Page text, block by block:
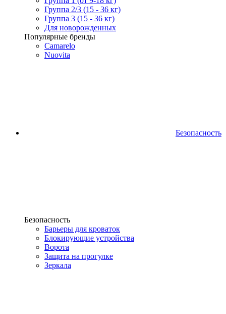
Группа 2/3 (15 - 36 кг)
Группа 3 (15 - 36 кг)
Для новорожденных
Популярные бренды
Camarelo
Nuovita
Безопасность
Безопасность
Барьеры для кроваток
Блокирующие устройства
Ворота
Защита на прогулке
Зеркала